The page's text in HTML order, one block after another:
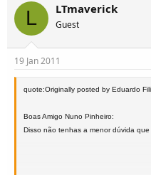
L LTmaverick
Guest
19 Jan 2011
quote:Originally posted by Eduardo
Boas Amigo Nuno Pinheiro:
Disso não tenhas a menor dúvida que